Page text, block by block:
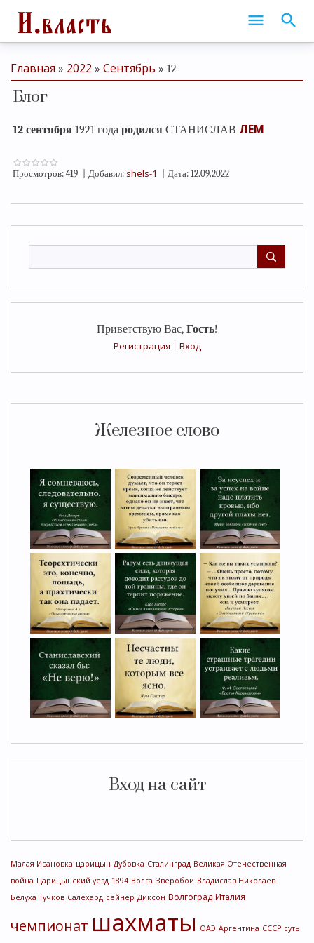
Приветствую Вас, Гость!
Регистрация
Вход
Железное слово
Вход на сайт
Малая Ивановка царицын Дубовка Сталинград Великая Отечественная
война Царицынский уезд 1894 Волга Зверобои Владислав Николаев
Белуха Тучков Салехард сейнер Диксон Волгоград Италия
чемпионат шахматы ОАЭ Аргентина СССР суть
Главная » 2022 » Сентябрь » 12
Блог
12 сентября 1921 года родился СТАНИСЛАВ ЛЕМ
Просмотров: 419 Добавил: shels-1 Дата: 12.09.2022